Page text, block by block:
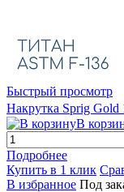
Быстрый просмотр
Накрутка Sprig Gold
В
Подробнее
Купить в 1 клик
В избранное Под